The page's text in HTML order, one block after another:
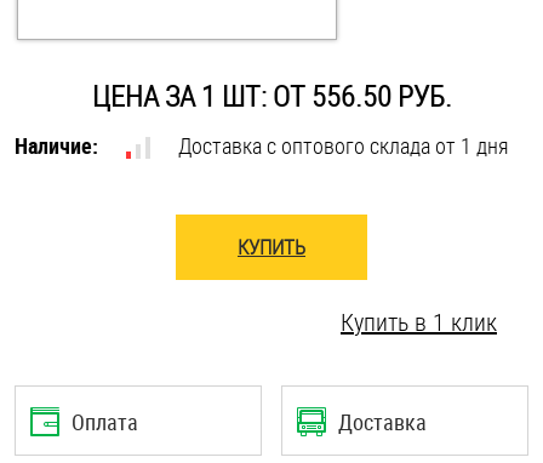
Оснастка и аксессуары для яхт
Такелаж
Хомуты
ЦЕНА ЗА 1 ШТ: ОТ 556.50 РУБ.
Наличие: Доставка с оптового склада от 1 дня
КУПИТЬ
Купить в 1 клик
Оплата Доставка